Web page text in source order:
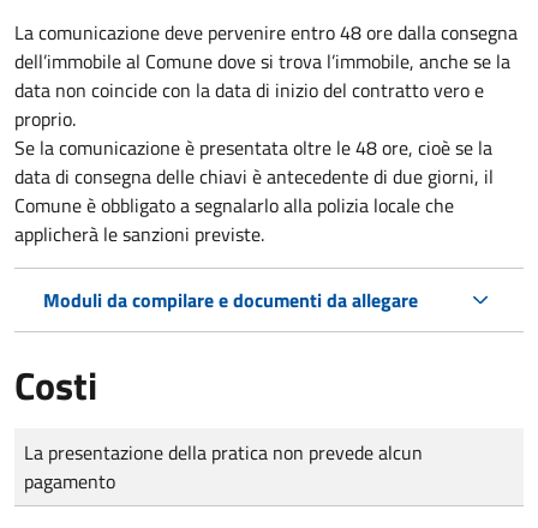
La comunicazione deve pervenireentro 48 oredalla consegna
dell’immobile al Comune dove si trova l’immobile, anche se la
data non coincide con la data di inizio del contratto vero e
proprio.
Se la comunicazione è presentata oltre le 48 ore, cioè se la
data di consegna delle chiavi è antecedente di due giorni, il
Comune è obbligato a segnalarlo alla polizia locale che
applicherà le sanzioni previste.
Moduli da compilare e documenti da allegare
Costi
Tipo di pagamento
Importo
La presentazione della pratica non prevede alcun
pagamento